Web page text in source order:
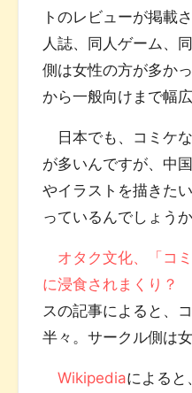
トのレビューが掲載
人誌、同人ゲーム、
側は女性の方が多か
から一般向けまで幅広
日本でも、コミケ
が多いんですが、中
やイラストを描きた
っているんでしょうか
オタク文化、「コ
に浸食されまくり？
スの記事によると、
半々。サークル側は女
Wikipediaによると